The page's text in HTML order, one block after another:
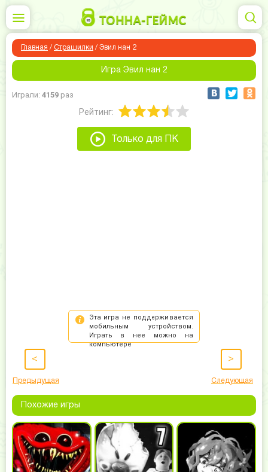
Главная / Страшилки / Эвил нан 2
Игра Эвил нан 2
Играли: 4159 раз
Рейтинг:
Только для ПК
<
Предыдущая
>
Следующая
Похожие игры